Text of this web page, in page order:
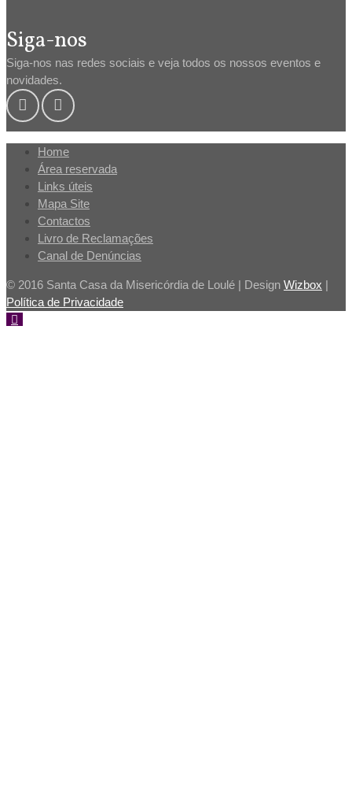
Siga-nos
Siga-nos nas redes sociais e veja todos os nossos eventos e
novidades.
Home
Área reservada
Links úteis
Mapa Site
Contactos
Livro de Reclamações
Canal de Denúncias
© 2016 Santa Casa da Misericórdia de Loulé | Design Wizbox |
Política de Privacidade